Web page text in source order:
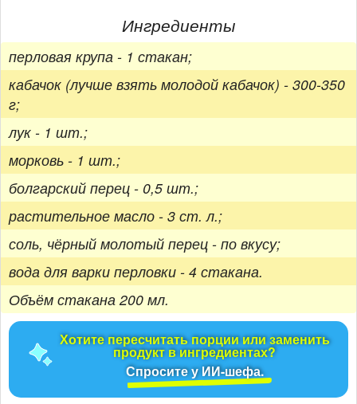
Ингредиенты
перловая крупа - 1 стакан;
кабачок (лучше взять молодой кабачок) - 300-350
г;
лук - 1 шт.;
морковь - 1 шт.;
болгарский перец - 0,5 шт.;
растительное масло - 3 ст. л.;
соль, чёрный молотый перец - по вкусу;
вода для варки перловки - 4 стакана.
Объём стакана 200 мл.
Хотите пересчитать порции или заменить
продукт в ингредиентах?
Спросите у ИИ-шефа.